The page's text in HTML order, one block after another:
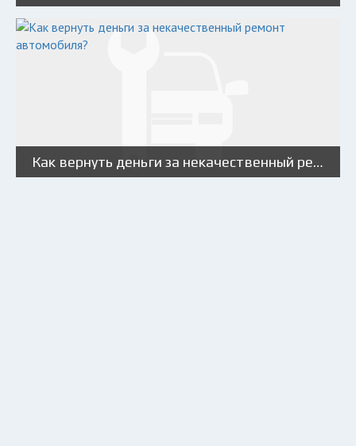
Как вернуть деньги за некачественный ремонт автомобиля?